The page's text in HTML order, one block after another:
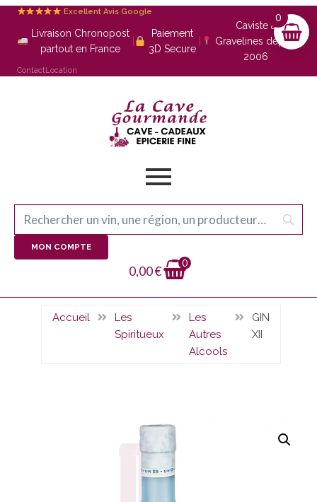
Excellent Avis Google
Livraison Chronopost
partout en France
Paiement
3D Secure
Caviste à
Gravelines depuis
2006
ContactLocation
MON COMPTE
0,00€
0
Accueil
Les
Spiritueux
Les
Autres
Alcools
GIN
XII
0